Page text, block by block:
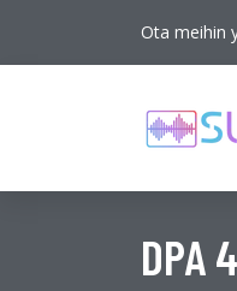
Ota meihin
DPA